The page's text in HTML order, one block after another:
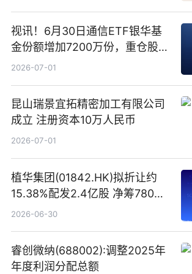
视讯！6月30日通信ETF银华基
金份额增加7200万份，重仓股新
易盛、中际旭创、立讯精密
2026-07-01
昆山瑞景宜拓精密加工有限公司
成立 注册资本10万人民币
2026-07-01
植华集团(01842.HK)拟折让约
15.38%配发2.4亿股 净筹780万
港元
2026-06-30
睿创微纳(688002):调整2025年
年度利润分配总额